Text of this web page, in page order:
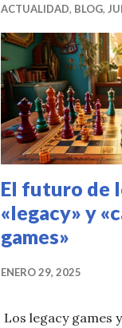
o
o
k
ACTUALIDAD, BLOG,
El futuro de
«legacy» y
games»
ENERO 29, 2025
Los legacy games